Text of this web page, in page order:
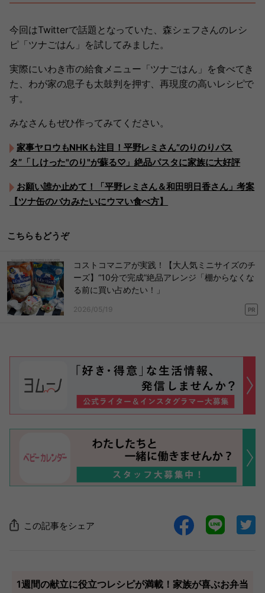
今回はTwitterで話題となっていた、森シェフさんのレシ
ピ「ツナごはん」を試してみました。
実際にいわき市の給食メニュー「ツナごはん」を食べてき
た、わが家の息子も太鼓判を押す、再現度の高いレシピで
す。
みなさんもぜひ作ってみてください。
家事ヤロウもNHKも注目！平野レミさん”のりのりパス
タ”「しけった"のり"が蘇る♡」絶品パスタに家族に大好評
お願い誰か止めて！「平野レミさん＆和田明日香さん」考案
【ツナ缶のバカみたいにウマい食べ方】
こちらもどうぞ
コストコマニアが実践！【大人気ミニサイズのチ
ーズ】“10分で完成”絶品アレンジ「棚からなくな
る前に買い占めたい！」
2026/05/19 PR
この記事をシェア
1週間の献立に役立つレシピが満載！家族が喜ぶお弁当